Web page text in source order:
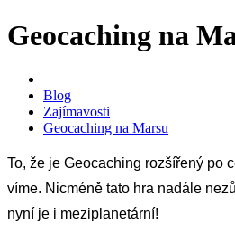
Geocaching na
Blog
Zajímavosti
Geocaching na Marsu
To, že je Geocaching rozšířený po
víme. Nicméně tato hra nadále
nyní je i meziplanetární!